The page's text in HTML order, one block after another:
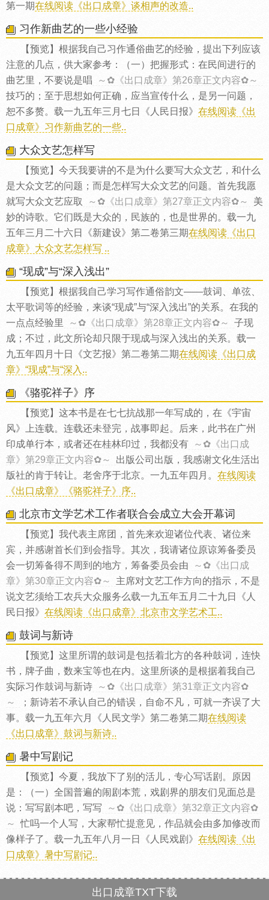
第一期在线阅读《出口成章》谈相声的改造..
习作新曲艺的一些小经验
【预览】根据我自己习作通俗曲艺的经验，提出下列应该
注意的几点，供大家参考：（一）把握形式：在民间进行的
曲艺里，不要说是唱
～✿《出口成章》第26章正文内容✿～
技巧的；至于思想如何正确，应当宣传什么，是另一问题，
恕不多赘。载一九五年三月七日《人民日报》 在线阅读《出
口成章》习作新曲艺的一些..
大众文艺怎样写
【预览】今天我要讲的不是为什么要写大众文艺，和什么
是大众文艺的问题；而是怎样写大众文艺的问题。首先我愿
就写大众文艺应取
～✿《出口成章》第27章正文内容✿～
美
妙的诗歌。它们既是大众的，民族的，也是世界的。载一九
五年三月二十六日《新建设》第二卷第三期在线阅读《出口
成章》大众文艺怎样写 ..
“现成”与“深入浅出”
【预览】根据我自己学习写作通俗韵文——鼓词、单弦、
太平歌词等的经验，来谈“现成”与“深入浅出”的关系。在我的
一点点经验里
～✿《出口成章》第28章正文内容✿～
子现
成；不过，此文所论却只限于现成与深入浅出的关系。载一
九五年四月十日《文艺报》第二卷第二期在线阅读《出口成
章》“现成”与“深入..
《骆驼祥子》序
【预览】这本书是在七七抗战那一年写成的，在《宇宙
风》上连载。连载还未登完，战事即起。后来，此书在广州
印成单行本，或者还在桂林印过，我都没有
～✿《出口成
章》第29章正文内容✿～
出版公司出版，我感谢文化生活出
版社的肯于转让。老舍序于北京。一九五年四月。 在线阅读
《出口成章》《骆驼祥子》序..
北京市文学艺术工作者联合会成立大会开幕词
【预览】我代表主席团，首先来欢迎诸位代表、诸位来
宾，并感谢首长们到会指导。其次，我请诸位原谅筹备委员
会一切筹备得不周到的地方，筹备委员会由
～✿《出口成
章》第30章正文内容✿～
主席对文艺工作方向的指示，不是
说文艺须给工农兵大众服务么载一九五年五月二十九日《人
民日报》 在线阅读《出口成章》北京市文学艺术工..
鼓词与新诗
【预览】这里所谓的鼓词是包括着北方的各种鼓词，连快
书，牌子曲，数来宝等也在内。这里所谈的是根据着我自己
实际习作鼓词与新诗
～✿《出口成章》第31章正文内容✿
～
；新诗若不承认自己的错误，自命不凡，可就一齐误了大
事。载一九五年六月《人民文学》第二卷第二期在线阅读
《出口成章》鼓词与新诗..
暑中写剧记
【预览】今夏，我放下了别的活儿，专心写话剧。原因
是：（一）全国普遍的闹剧本荒，戏剧界的朋友们见面总是
说：写写剧本吧，写写
～✿《出口成章》第32章正文内容✿
～
忙吗一个人写，大家帮忙提意见，作品就会由多加修改而
像样子了。载一九五年八月一日《人民戏剧》 在线阅读《出
口成章》暑中写剧记..
出口成章TXT下载